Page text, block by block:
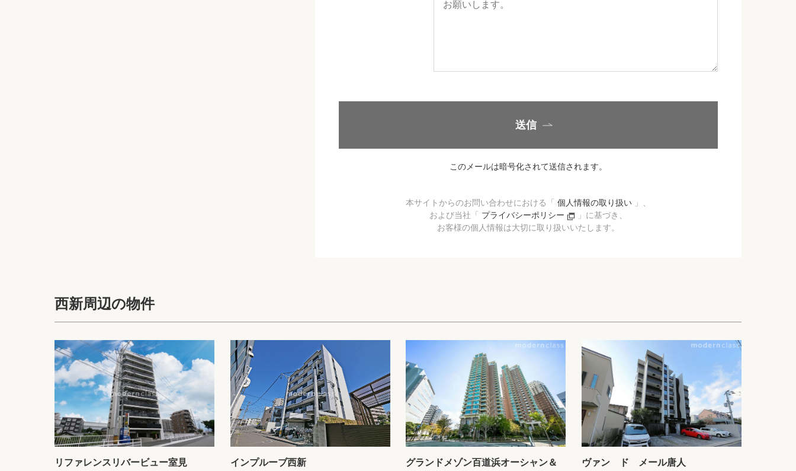
送信
このメールは暗号化されて送信されます。
本サイトからのお問い合わせにおける「 個人情報の取り扱い 」、
および当社「 プライバシーポリシー
」に基づき、
お客様の個人情報は大切に取り扱いいたします。
西新周辺の物件
リファレンスリバービュー室見 インプルーブ西新
グランドメゾン百道浜オーシャン＆
ヴァン ド メール唐人